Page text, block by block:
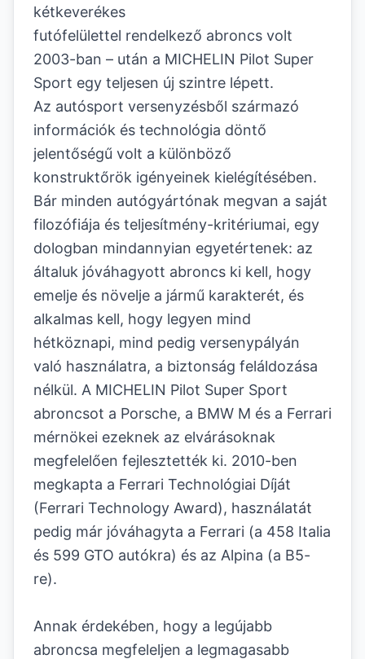
kétkeverékes
futófelülettel rendelkező abroncs volt
2003-ban – után a MICHELIN Pilot Super
Sport egy teljesen új szintre lépett.
Az autósport versenyzésből származó
információk és technológia döntő
jelentőségű volt a különböző
konstruktőrök igényeinek kielégítésében.
Bár minden autógyártónak megvan a saját
filozófiája és teljesítmény-kritériumai, egy
dologban mindannyian egyetértenek: az
általuk jóváhagyott abroncs ki kell, hogy
emelje és növelje a jármű karakterét, és
alkalmas kell, hogy legyen mind
hétköznapi, mind pedig versenypályán
való használatra, a biztonság feláldozása
nélkül. A MICHELIN Pilot Super Sport
abroncsot a Porsche, a BMW M és a Ferrari
mérnökei ezeknek az elvárásoknak
megfelelően fejlesztették ki. 2010-ben
megkapta a Ferrari Technológiai Díját
(Ferrari Technology Award), használatát
pedig már jóváhagyta a Ferrari (a 458 Italia
és 599 GTO autókra) és az Alpina (a B5-
re).
Annak érdekében, hogy a legújabb
abroncsa megfeleljen a legmagasabb